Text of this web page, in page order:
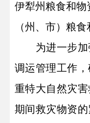
伊犁州粮食和物
（州 、 市） 粮食
为进一步
调运管理工作
重特大自然灾
期间救灾物资